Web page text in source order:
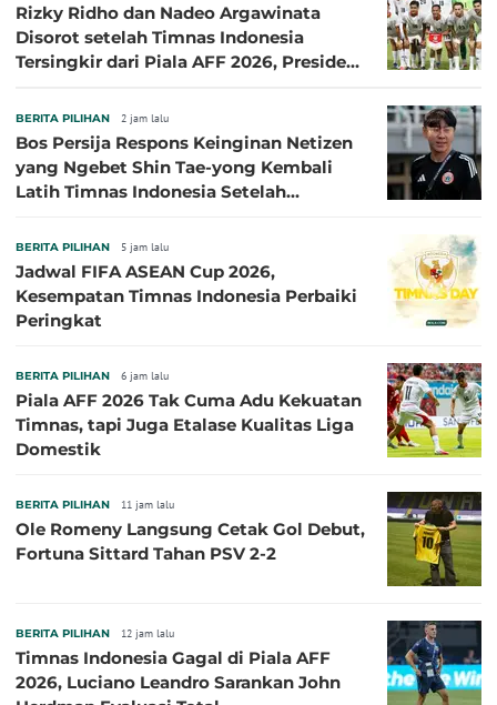
Rizky Ridho dan Nadeo Argawinata
Disorot setelah Timnas Indonesia
Tersingkir dari Piala AFF 2026, Presiden
BERITA PILIHAN 2 jam lalu
Bos Persija Respons Keinginan Netizen
yang Ngebet Shin Tae-yong Kembali
Latih Timnas Indonesia Setelah
BERITA PILIHAN 5 jam lalu
Jadwal FIFA ASEAN Cup 2026,
Kesempatan Timnas Indonesia Perbaiki
Peringkat
BERITA PILIHAN 6 jam lalu
Piala AFF 2026 Tak Cuma Adu Kekuatan
Timnas, tapi Juga Etalase Kualitas Liga
Domestik
BERITA PILIHAN 11 jam lalu
Ole Romeny Langsung Cetak Gol Debut,
Fortuna Sittard Tahan PSV 2-2
BERITA PILIHAN 12 jam lalu
Timnas Indonesia Gagal di Piala AFF
2026, Luciano Leandro Sarankan John